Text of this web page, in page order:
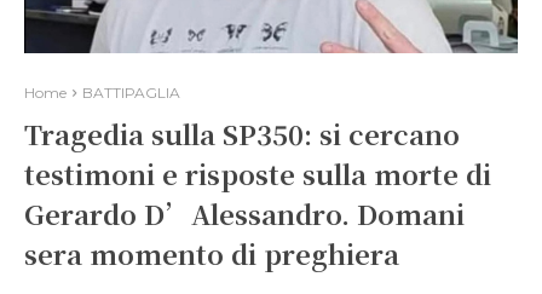
Home BATTIPAGLIA
Tragedia sulla SP350: si cercano
testimoni e risposte sulla morte di
Gerardo D’Alessandro. Domani
sera momento di preghiera